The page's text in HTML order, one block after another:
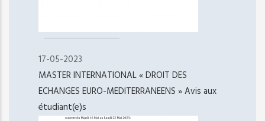
17-05-2023
MASTER INTERNATIONAL « DROIT DES
ECHANGES EURO-MEDITERRANEENS » Avis aux
étudiant(e)s